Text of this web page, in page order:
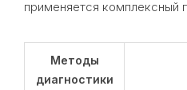
применяется
Методы
диагностики